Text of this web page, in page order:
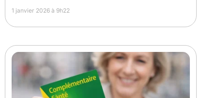
1 janvier 2026 à 9h22